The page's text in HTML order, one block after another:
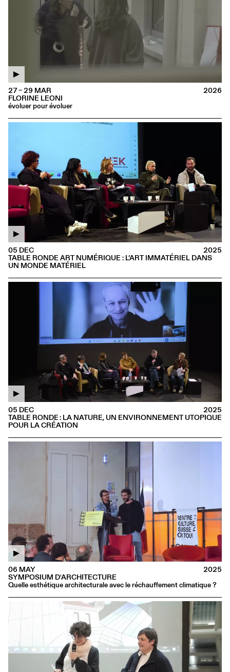
FLORINE LEONI
évoluer pour évoluer
27 – 29 MAR 2026
TABLE RONDE ART NUMÉRIQUE : L’ART IMMATÉRIEL DANS
UN MONDE MATÉRIEL
05 DEC 2025
TABLE RONDE : LA NATURE, UN ENVIRONNEMENT UTOPIQUE
POUR LA CRÉATION
05 DEC 2025
SYMPOSIUM D'ARCHITECTURE
Quelle esthétique architecturale avec le réchauffement climatique ?
06 MAY 2025